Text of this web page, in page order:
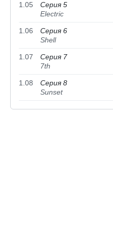
1.05
Серия 5
Electric
1.06
Серия 6
Shell
1.07
Серия 7
7th
1.08
Серия 8
Sunset